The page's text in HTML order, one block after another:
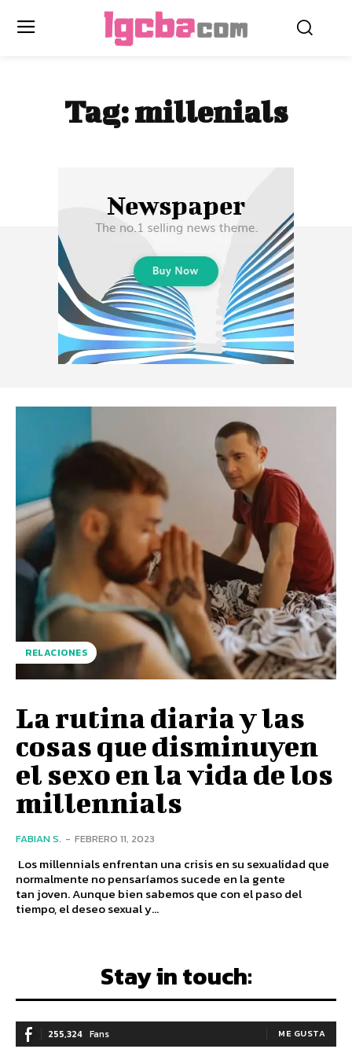
Tag:millenials
RELACIONES
La rutina diaria y las
cosas que disminuyen
el sexo en la vida de los
millennials
FABIAN S. - FEBRERO 11, 2023
Los millennials enfrentan una crisis en su sexualidad que
normalmente no pensaríamos sucede en la gente
tan joven. Aunque bien sabemos que con el paso del
tiempo, el deseo sexual y...
Stay in touch:
255,324 Fans ME GUSTA